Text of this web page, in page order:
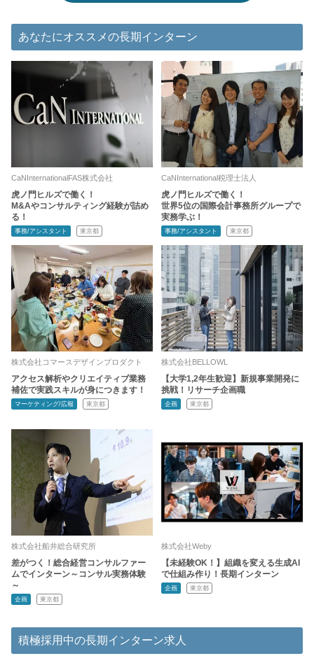
あなたにオススメの長期インターン
CaNInternationalFAS株式会社
虎ノ門ヒルズで働く！
M&Aやコンサルティング経験が詰め
る！
事務/アシスタント 東京都
CaNInternational税理士法人
虎ノ門ヒルズで働く！
世界5位の国際会計事務所グループで
実務学ぶ！
事務/アシスタント 東京都
株式会社コマースデザインプロダクト
アクセス解析やクリエイティブ業務
補佐で実践スキルが身につきます！
マーケティング/広報 東京都
株式会社BELLOWL
【大学1,2年生歓迎】新規事業開発に
挑戦！リサーチ企画職
企画 東京都
株式会社船井総合研究所
差がつく！総合経営コンサルファー
ムでインターン～コンサル実務体験
～
企画 東京都
株式会社Weby
【未経験OK！】組織を変える生成AI
で仕組み作り！長期インターン
企画 東京都
積極採用中の長期インターン求人